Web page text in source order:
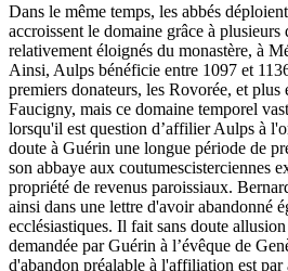
Dans le même temps, les abbés
accroissent le domaine grâce à plusieurs
relativement éloignés du monastère, à
Ainsi, Aulps bénéficie entre 1097 et
premiers donateurs, les Rovorée, et plus
Faucigny, mais ce domaine temporel
lorsqu'il est question d’affilier Aulps à
doute à Guérin une longue période de
son abbaye aux coutumescisterciennes
propriété de revenus paroissiaux.
ainsi dans une lettre d'avoir abandonné
ecclésiastiques. Il fait sans doute
demandée par Guérin à l’évêque de
d'abandon préalable à l'affiliation est